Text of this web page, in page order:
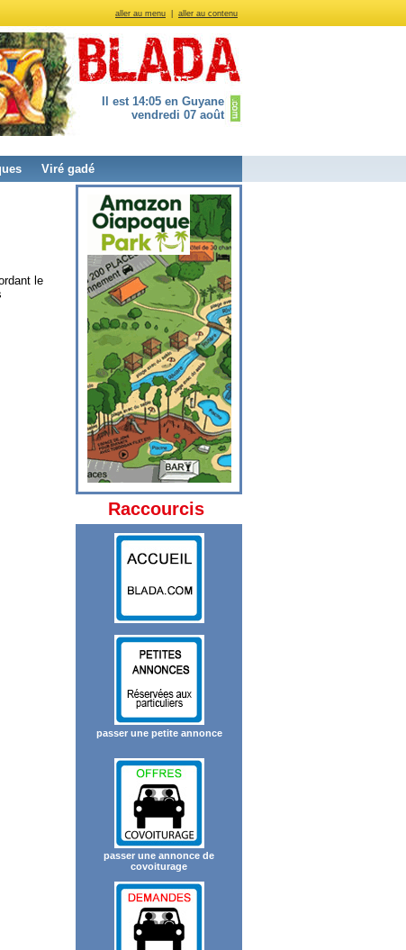
aller au menu aller au contenu
Il est 14:05 en Guyane
vendredi 07 août
Viré gadé
le
Raccourcis
passer une petite annonce
passer une annonce de
covoiturage